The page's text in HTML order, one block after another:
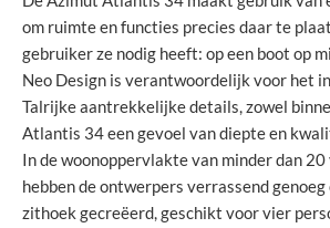
om ruimte en functies precies daar te
gebruiker ze nodig heeft: op een boot op
Neo Design is verantwoordelijk voor het
Talrijke aantrekkelijke details, zowel
Atlantis 34 een gevoel van diepte en
In de woonoppervlakte van minder dan
hebben de ontwerpers verrassend
zithoek gecreëerd, geschikt voor vier